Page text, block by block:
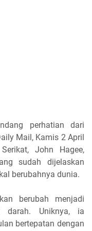
perhatian dari
Mail, Kamis 2 April
John Hagee,
sudah dijelaskan
berubahnya dunia.
berubah menjadi
Uniknya, ia
bertepatan dengan